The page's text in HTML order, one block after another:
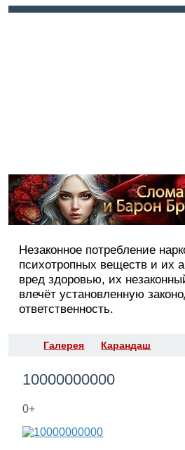
Незаконное потребление
психотропных веществ и их
вред здоровью, их
влечёт установленную
ответственность.
Галерея Карандаш
10000000000
0+